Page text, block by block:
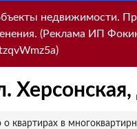
недвижимости.
(Реклама ИП
квартирах в